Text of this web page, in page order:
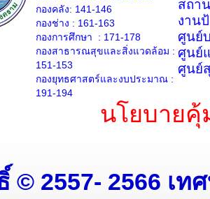
กองคลัง: 141-146
กองช่าง : 161-163
กองการศึกษา : 171-178
กองสาธารณสุขและสิ่งแวดล้อม :
151-153
กองยุทธศาสตร์และงบประมาณ :
191-194
สถา
งาน
ศูนย์
ศูนย์
ศูนย์
นโยบาย
© 2557- 2566 เท